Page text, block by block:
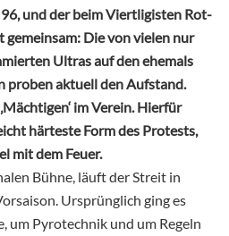
und der beim Viertligisten Rot-
gemeinsam: Die von vielen nur
Ultras auf den ehemals
proben aktuell den Aufstand.
im Verein. Hierfür
härteste Form des Protests,
mit dem Feuer.
Bühne, läuft der Streit in
Ursprünglich ging es
um Pyrotechnik und um Regeln